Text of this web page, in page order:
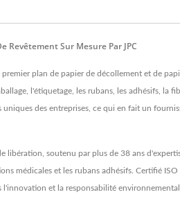
Revêtement Sur Mesure Par JPC
plan de papier de décollement et de
l'étiquetage, les rubans, les adhésifs, la
des entreprises, ce qui en fait un
libération, soutenu par plus de 38 ans
médicales et les rubans adhésifs. Certifié
et la responsabilité